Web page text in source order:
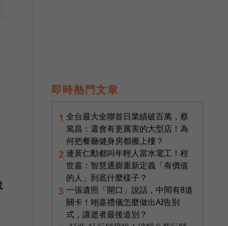
即時熱門文章
1 全台最大全聯首日業績破百萬，蔡
篤昌：還會有更厲害的大型店！為
何把餐廳健身房都搬上樓？
2 連黃仁勳都叫年輕人當水電工！程
世嘉：智慧通膨重新定義「有價值
的人」到底什麼樣子？
3 一張遺照「開口」說話，中間有8道
關卡！翊嘉禮儀怎麼做出AI告別
式，讓逝者最後道別？